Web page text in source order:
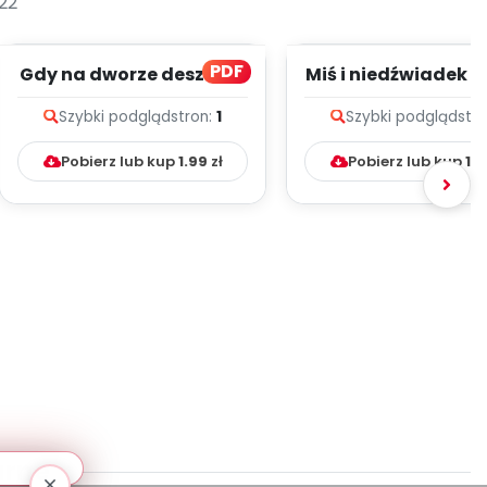
PDF
Gdy na dworze deszczyk
tekst
Szybki podglądstron: 1
Pobierz lub kup1.99 zł
Miś i niedźwiadek -
Szybki podgląd
Pobierz lub kup